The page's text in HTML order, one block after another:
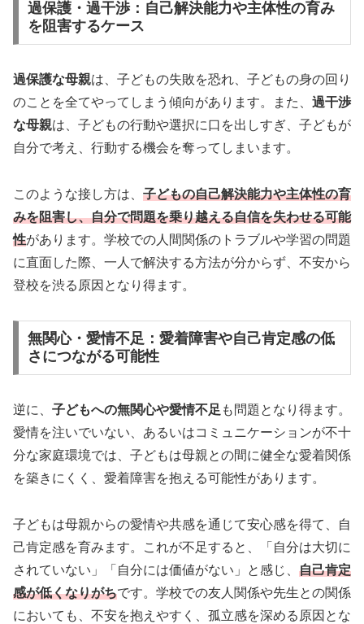
過保護・過干渉：自己解決能力や主体性の育み
を阻害するケース
過保護な母親は、子どもの失敗を恐れ、子どもの身の回り
のことを全てやってしまう傾向があります。また、 過干渉
な母親は、子どもの行動や選択に口を出しすぎ、子どもが
自分で考え、行動する機会を奪ってしまいます。
このような接し方は、 子どもの自己解決能力や主体性の育
みを阻害し、自分で問題を乗り越える自信を失わせる可能
性があります。学校での人間関係のトラブルや学習の問題
に直面した際、一人で解決する方法が分からず、不安から
登校を渋る原因となり得ます。
無関心・愛情不足：愛着障害や自己肯定感の低
さにつながる可能性
逆に、 子どもへの無関心や愛情不足 も問題となり得ます。
愛情を注いでいない、あるいはコミュニケーションが不十
分な家庭環境では、子どもは母親との間に健全な愛着関係
を築きにくく、愛着障害を抱える可能性があります。
子どもは母親からの愛情や共感を通じて安心感を得て、自
己肯定感を育みます。これが不足すると、「自分は大切に
されていない」「自分には価値がない」と感じ、 自己肯定
感が低くなりがちです。学校での友人関係や先生との関係
においても、不安を抱えやすく、孤立感を深める原因とな